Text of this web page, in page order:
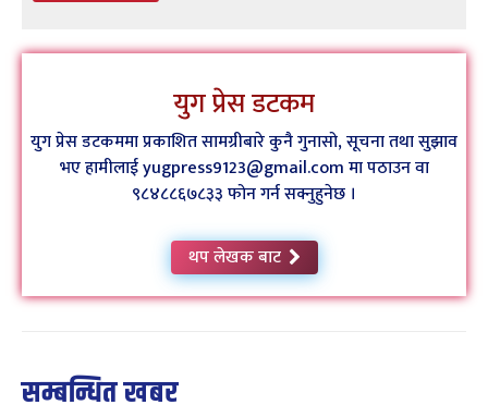
युग प्रेस डटकम
युग प्रेस डटकममा प्रकाशित सामग्रीबारे कुनै गुनासो, सूचना तथा सुझाव
भए हामीलाई yugpress9123@gmail.com मा पठाउन वा
९८४८८६७८३३ फोन गर्न सक्नुहुनेछ ।
थप लेखक बाट
सम्बन्धित खबर